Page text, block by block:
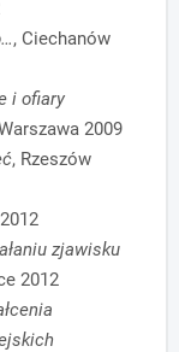
, Ciechanów
i ofiary
2009
, Rzeszów
zjawisku
2012